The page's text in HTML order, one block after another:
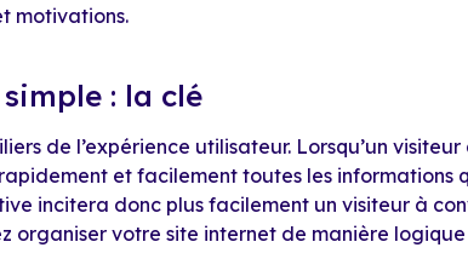
motivations.
: la clé
de l’expérience utilisateur. Lorsqu’un
et facilement toutes les informations
incitera donc plus facilement un visiteur à
organiser votre site internet de manière